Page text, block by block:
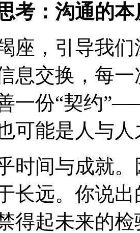
考：沟通的
座，引导我
息交换，每
一份“契约
可能是人与
时间与成就
长远。你说
得起未来的